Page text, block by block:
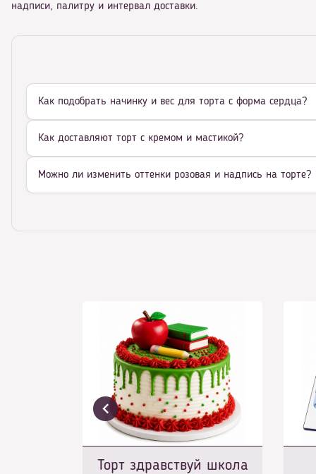
надписи, палитру и интервал доставки.
Как подобрать начинку и вес для торта с форма сердца?
Как доставляют торт с кремом и мастикой?
Можно ли изменить оттенки розовая и надпись на торте?
Торт здравствуй школа